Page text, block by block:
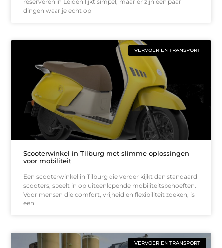
reserveren in Leiden lijkt simpel, maar er zijn een paar
dingen waar je echt op
VERVOER EN TRANSPORT
Scooterwinkel in Tilburg met slimme oplossingen
voor mobiliteit
Een scooterwinkel in Tilburg die verder kijkt dan standaard
scooters, speelt in op uiteenlopende mobiliteitsbehoeften.
Voor mensen die comfort, vrijheid en flexibiliteit zoeken, is
een
VERVOER EN TRANSPORT